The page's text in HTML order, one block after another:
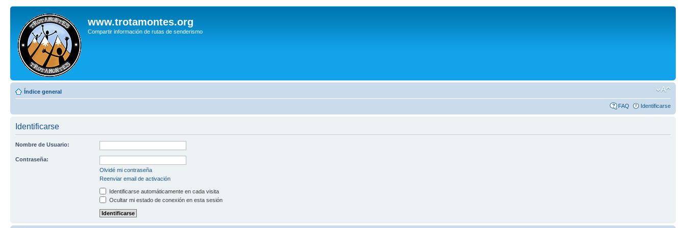
www.trotamontes.org
Compartir información de rutas de senderismo
Índice general
FAQ Identificarse
Identificarse
Nombre de Usuario:
Contraseña:
Olvidé mi contraseña
Reenviar email de activación
Identificarse automáticamente en cada visita
Ocultar mi estado de conexión en esta sesión